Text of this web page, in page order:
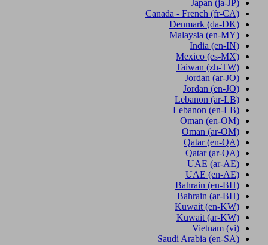
Japan (ja-JP)
Canada - French (fr-CA)
Denmark (da-DK)
Malaysia (en-MY)
India (en-IN)
Mexico (es-MX)
Taiwan (zh-TW)
Jordan (ar-JO)
Jordan (en-JO)
Lebanon (ar-LB)
Lebanon (en-LB)
Oman (en-OM)
Oman (ar-OM)
Qatar (en-QA)
Qatar (ar-QA)
UAE (ar-AE)
UAE (en-AE)
Bahrain (en-BH)
Bahrain (ar-BH)
Kuwait (en-KW)
Kuwait (ar-KW)
Vietnam (vi)
Saudi Arabia (en-SA)